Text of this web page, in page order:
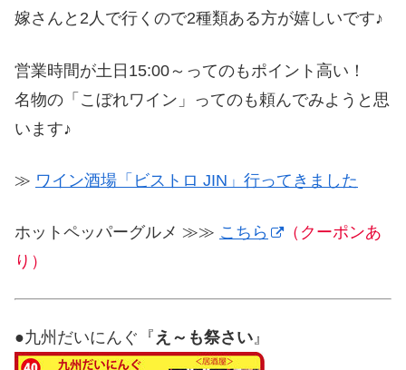
嫁さんと2人で行くので2種類ある方が嬉しいです♪
営業時間が土日15:00～ってのもポイント高い！
名物の「こぼれワイン」ってのも頼んでみようと思
います♪
≫ ワイン酒場「ビストロ JIN」行ってきました
ホットペッパーグルメ ≫≫ こちら
（クーポンあ
り）
●九州だいにんぐ『 え～も祭さい』